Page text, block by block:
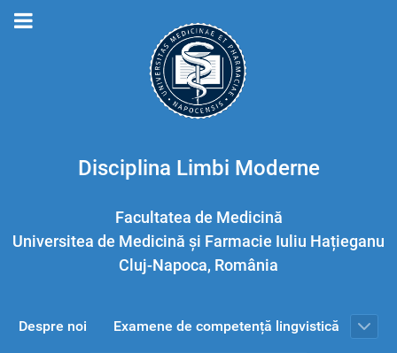
Disciplina Limbi Moderne
Facultatea de Medicină
Universitea de Medicină și Farmacie Iuliu Hațieganu
Cluj-Napoca, România
Despre noi Examene de competență lingvistică